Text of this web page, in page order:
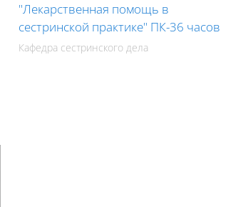
"Лекарственная помощь в
сестринской практике" ПК-36 часов
Кафедра сестринского дела